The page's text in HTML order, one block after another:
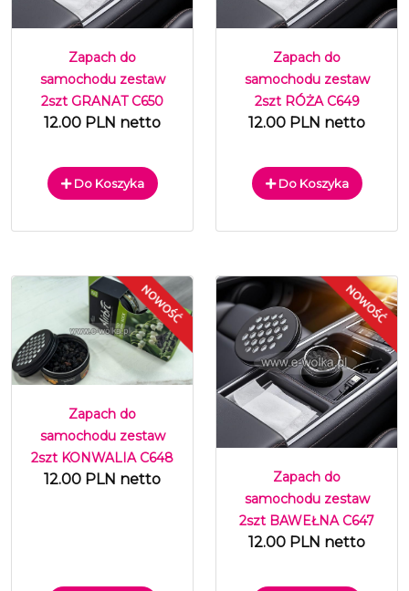
Zapach do
samochodu zestaw
2szt GRANAT C650
12.00 PLN netto
Do Koszyka
Zapach do
samochodu zestaw
2szt RÓŻA C649
12.00 PLN netto
Do Koszyka
Zapach do
samochodu zestaw
2szt KONWALIA C648
12.00 PLN netto
Zapach do
samochodu zestaw
2szt BAWEŁNA C647
12.00 PLN netto